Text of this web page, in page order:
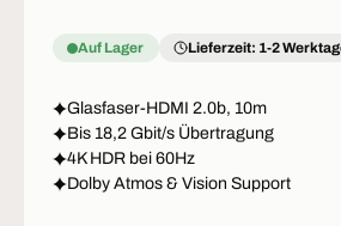
Auf Lager Lieferzeit: 1-2
Glasfaser-HDMI 2.0b, 10m
Bis 18,2 Gbit/s Übertragung
4K HDR bei 60Hz
Dolby Atmos & Vision Support